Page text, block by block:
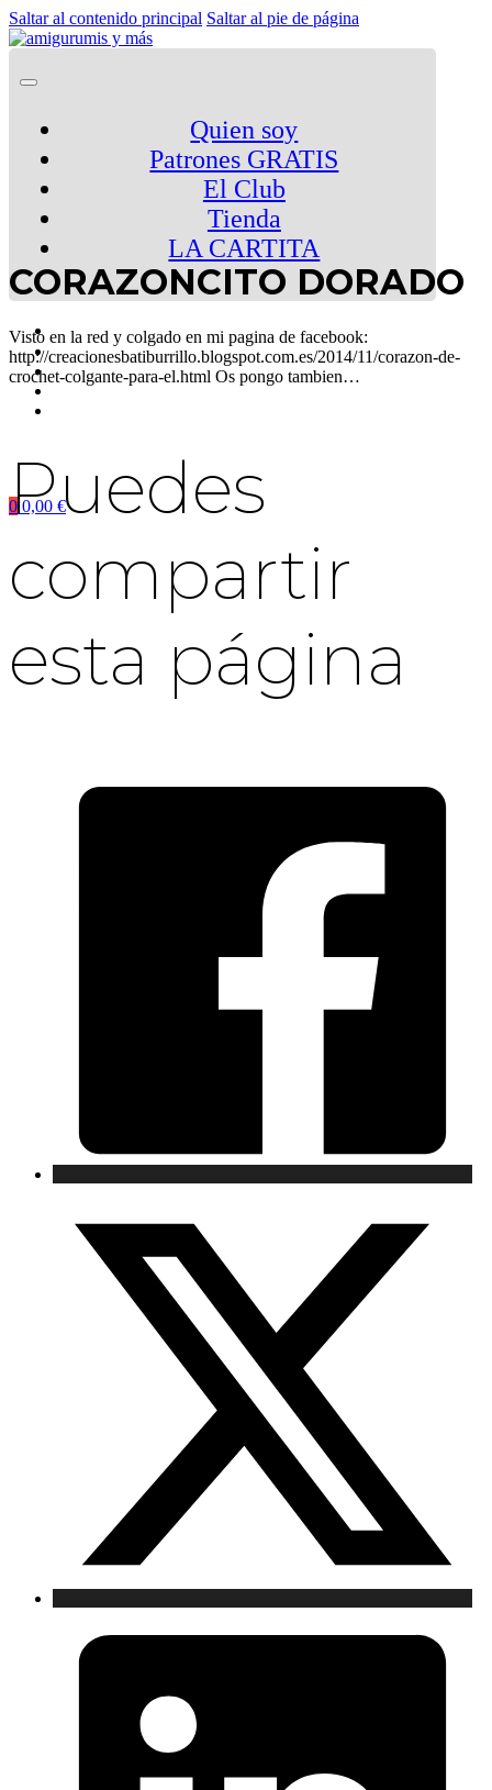
Saltar al contenido principal Saltar al pie de página
Quien soy
Patrones GRATIS
El Club
Tienda
LA CARTITA
0 0,00 €
CORAZONCITO DORADO
Visto en la red y colgado en mi pagina de facebook:
http://creacionesbatiburrillo.blogspot.com.es/2014/11/corazon-de-
crochet-colgante-para-el.html Os pongo tambien…
Puedes
compartir
esta página